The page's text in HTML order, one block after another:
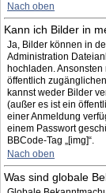
Nach oben
Kann ich Bilder in
Ja, Bilder können in
Administration
hochladen.
öffentlich
kannst weder Bilder
(außer es ist ein
einer Anmeldung
einem Passwort
BBCode-Tag „[img]“.
Nach oben
Was sind globale